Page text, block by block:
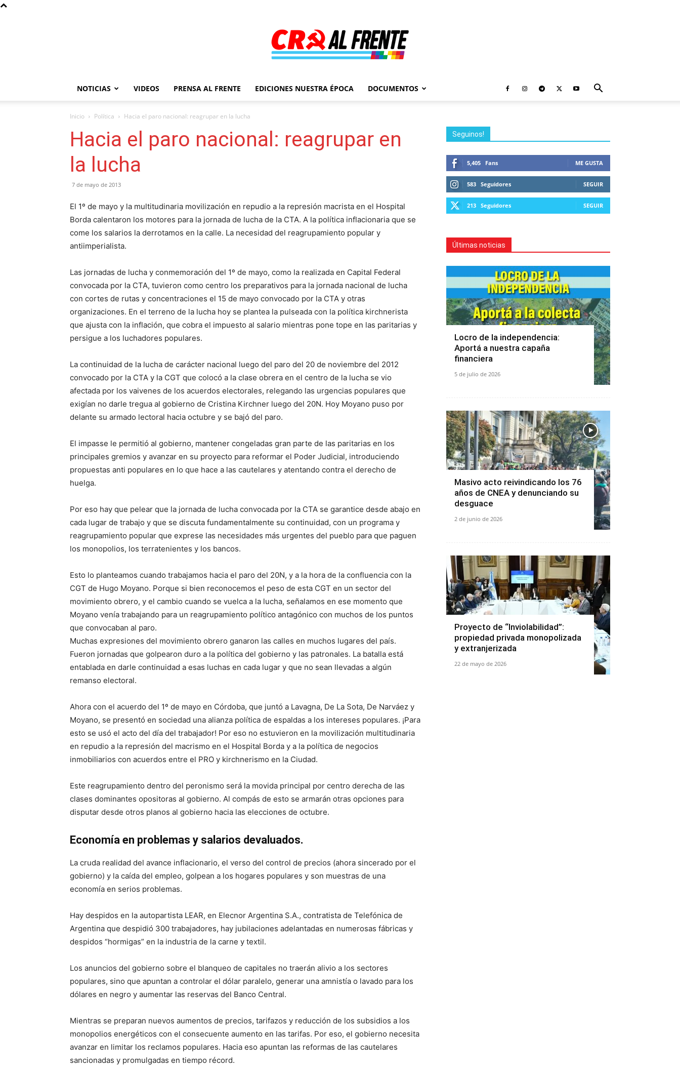
Al
–
CR
NOTICIAS VIDEOS PRENSA AL FRENTE EDICIONES NUESTRA ÉPOCA DOCUMENTOS
Inicio Política Hacia el paro nacional: reagrupar en la lucha
Hacia el paro nacional: reagrupar en
la lucha
7 de mayo de 2013
El 1º de mayo y la multitudinaria movilización en repudio a la represión macrista en el Hospital
Borda calentaron los motores para la jornada de lucha de la CTA. A la política inflacionaria que se
come los salarios la derrotamos en la calle. La necesidad del reagrupamiento popular y
antiimperialista.
Las jornadas de lucha y conmemoración del 1º de mayo, como la realizada en Capital Federal
convocada por la CTA, tuvieron como centro los preparativos para la jornada nacional de lucha
con cortes de rutas y concentraciones el 15 de mayo convocado por la CTA y otras
organizaciones. En el terreno de la lucha hoy se plantea la pulseada con la política kirchnerista
que ajusta con la inflación, que cobra el impuesto al salario mientras pone tope en las paritarias y
persigue a los luchadores populares.
La continuidad de la lucha de carácter nacional luego del paro del 20 de noviembre del 2012
convocado por la CTA y la CGT que colocó a la clase obrera en el centro de la lucha se vio
afectada por los vaivenes de los acuerdos electorales, relegando las urgencias populares que
exigían no darle tregua al gobierno de Cristina Kirchner luego del 20N. Hoy Moyano puso por
delante su armado lectoral hacia octubre y se bajó del paro.
El impasse le permitió al gobierno, mantener congeladas gran parte de las paritarias en los
principales gremios y avanzar en su proyecto para reformar el Poder Judicial, introduciendo
propuestas anti populares en lo que hace a las cautelares y atentando contra el derecho de
huelga.
Por eso hay que pelear que la jornada de lucha convocada por la CTA se garantice desde abajo en
cada lugar de trabajo y que se discuta fundamentalmente su continuidad, con un programa y
reagrupamiento popular que exprese las necesidades más urgentes del pueblo para que paguen
los monopolios, los terratenientes y los bancos.
Esto lo planteamos cuando trabajamos hacia el paro del 20N, y a la hora de la confluencia con la
CGT de Hugo Moyano. Porque si bien reconocemos el peso de esta CGT en un sector del
movimiento obrero, y el cambio cuando se vuelca a la lucha, señalamos en ese momento que
Moyano venía trabajando para un reagrupamiento político antagónico con muchos de los puntos
que convocaban al paro.
Muchas expresiones del movimiento obrero ganaron las calles en muchos lugares del país.
Fueron jornadas que golpearon duro a la política del gobierno y las patronales. La batalla está
entablada en darle continuidad a esas luchas en cada lugar y que no sean llevadas a algún
remanso electoral.
Ahora con el acuerdo del 1º de mayo en Córdoba, que juntó a Lavagna, De La Sota, De Narváez y
Moyano, se presentó en sociedad una alianza política de espaldas a los intereses populares. ¡Para
esto se usó el acto del día del trabajador! Por eso no estuvieron en la movilización multitudinaria
en repudio a la represión del macrismo en el Hospital Borda y a la política de negocios
inmobiliarios con acuerdos entre el PRO y kirchnerismo en la Ciudad.
Este reagrupamiento dentro del peronismo será la movida principal por centro derecha de las
clases dominantes opositoras al gobierno. Al compás de esto se armarán otras opciones para
disputar desde otros planos al gobierno hacia las elecciones de octubre.
Economía en problemas y salarios devaluados.
La cruda realidad del avance inflacionario, el verso del control de precios (ahora sincerado por el
gobierno) y la caída del empleo, golpean a los hogares populares y son muestras de una
economía en serios problemas.
Hay despidos en la autopartista LEAR, en Elecnor Argentina S.A., contratista de Telefónica de
Argentina que despidió 300 trabajadores, hay jubilaciones adelantadas en numerosas fábricas y
despidos “hormigas” en la industria de la carne y textil.
Los anuncios del gobierno sobre el blanqueo de capitales no traerán alivio a los sectores
populares, sino que apuntan a controlar el dólar paralelo, generar una amnistía o lavado para los
dólares en negro y aumentar las reservas del Banco Central.
Mientras se preparan nuevos aumentos de precios, tarifazos y reducción de los subsidios a los
monopolios energéticos con el consecuente aumento en las tarifas. Por eso, el gobierno necesita
avanzar en limitar los reclamos populares. Hacia eso apuntan las reformas de las cautelares
sancionadas y promulgadas en tiempo récord.
Seguinos!
5,405 Fans ME GUSTA
583 Seguidores SEGUIR
213 Seguidores SEGUIR
Últimas noticias
Locro de la independencia:
Aportá a nuestra capaña
financiera
5 de julio de 2026
Masivo acto reivindicando los 76
años de CNEA y denunciando su
desguace
2 de junio de 2026
Proyecto de “Inviolabilidad”:
propiedad privada monopolizada
y extranjerizada
22 de mayo de 2026